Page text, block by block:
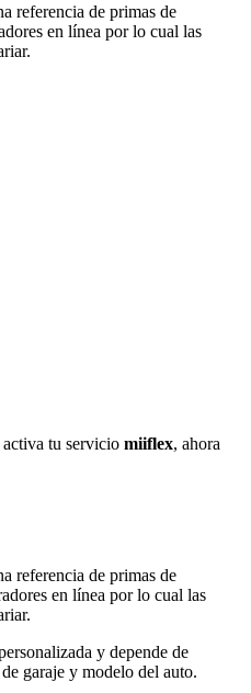
referencia de primas de
en línea por lo cual las
activa tu servicio miiflex, ahora
referencia de primas de
en línea por lo cual las
y depende de
garaje y modelo del auto.